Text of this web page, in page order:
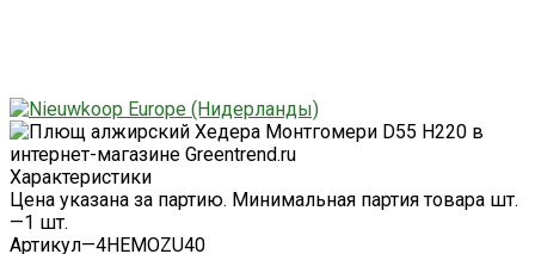
Характеристики
Цена указана за партию. Минимальная партия товара шт.
—1 шт.
Артикул—4HEMOZU40